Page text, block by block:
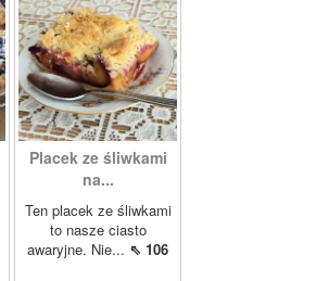
Placek ze śliwkami
na...
Ten placek ze śliwkami
to nasze ciasto
awaryjne. Nie... ⇖ 106